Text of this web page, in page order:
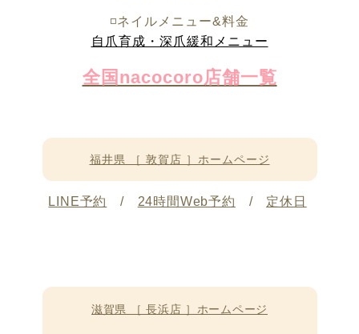
◽️ネイルメニュー&料金
自爪育成・深爪緩和メニュー
全国nacocoro店舗一覧
福井県 ［ 敦賀店 ］ホームページ
LINE予約 / 24時間Web予約 / 定休日
滋賀県 ［ 長浜店 ］ホームページ